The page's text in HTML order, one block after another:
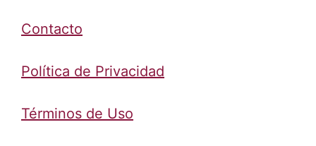
Contacto
Política de Privacidad
Términos de Uso